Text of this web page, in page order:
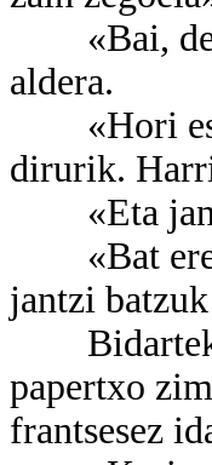
«Bai,
aldera.
«Hori
dirurik.
«Eta
«Bat ere
jantzi
Bidartek
papertxo
frantsesez